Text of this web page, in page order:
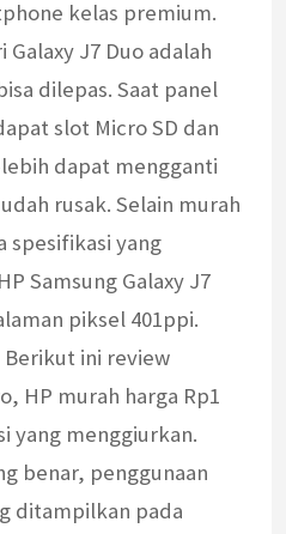
kelas premium.
J7 Duo adalah
dilepas. Saat panel
slot Micro SD dan
dapat mengganti
rusak. Selain murah
spesifikasi yang
Samsung Galaxy J7
piksel 401ppi.
Berikut ini review
HP murah harga Rp1
yang menggiurkan.
benar, penggunaan
ditampilkan pada